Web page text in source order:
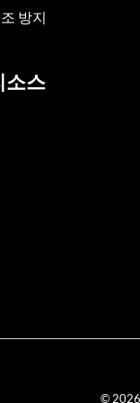
방지
소스
© 2026